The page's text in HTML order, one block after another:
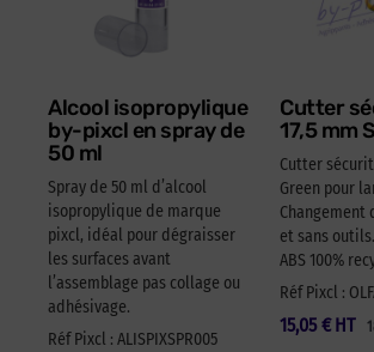
Alcool isopropylique
by-pixcl en spray de
50 ml
Spray de 50 ml d’alcool
isopropylique de marque
pixcl, idéal pour dégraisser
les surfaces avant
l’assemblage pas collage ou
adhésivage.
Réf Pixcl : ALISPIXSPR005
Cutter
17,5 mm
Cutter
Green pour
Changement
et sans
ABS 100%
Réf Pixcl :
15,05 € HT